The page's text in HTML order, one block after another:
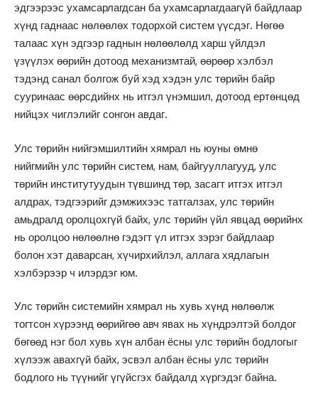
эдгээрээс ухамсарлагдсан ба ухамсарлагдаагүй байдлаар
хүнд гаднаас нөлөөлөх тодорхой систем үүсдэг. Нөгөө
талаас хүн эдгээр гаднын нөлөөлөлд харш үйлдэл
үзүүлэх өөрийн дотоод механизмтай, өөрөөр хэлбэл
тэдэнд санал болгож буй хэд хэдэн улс төрийн байр
сууринаас өөрсдийнх нь итгэл үнэмшил, дотоод ертөнцөд
нийцэх чиглэлийг сонгон авдаг.
Улс төрийн нийгэмшилтийн хямрал нь юуны өмнө
нийгмийн улс төрийн систем, нам, байгууллагууд, улс
төрийн институтуудын түвшинд төр, засагт итгэх итгэл
алдрах, тэдгээрийг дэмжихээс татгалзах, улс төрийн
амьдралд оролцохгүй байх, улс төрийн үйл явцад өөрийнх
нь оролцоо нөлөөлнө гэдэгт үл итгэх зэрэг байдлаар
болон хэт даварсан, хүчирхийлэл, аллага хядлагын
хэлбэрээр ч илэрдэг юм.
Улс төрийн системийн хямрал нь хувь хүнд нөлөөлж
тогтсон хүрээнд өөрийгөө авч явах нь хүндрэлтэй болдог
бөгөөд нэг бол хувь хүн албан ёсны улс төрийн бодлогыг
хүлээж авахгүй байх, эсвэл албан ёсны улс төрийн
бодлого нь түүнийг үгүйсгэх байдалд хүргэдэг байна.